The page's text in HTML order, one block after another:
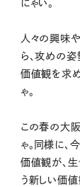
にゃい。
人々の興味
ら、攻めの
価値観を求め
ゃ。
この春の大
ゃ。同様に
価値観が、
う新しい価